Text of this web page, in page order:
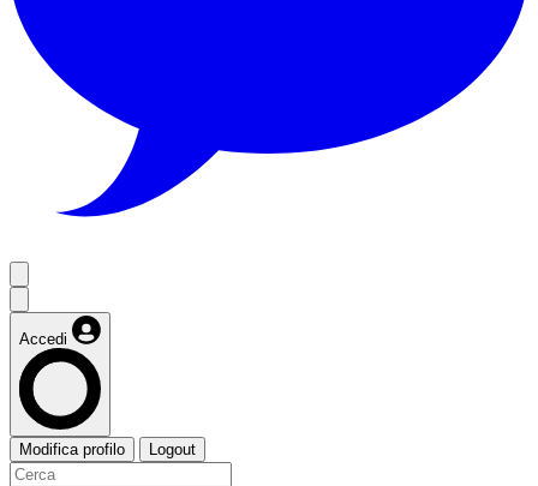
Accedi
Modifica profilo Logout